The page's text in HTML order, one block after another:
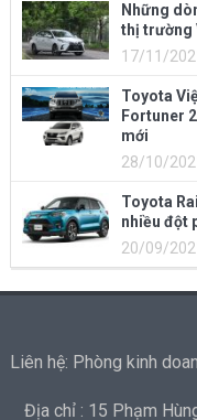
Những
thị trường
17/11/
Toyota
Fortuner
mới
28/10/
Toyota
nhiều đột
20/09/
Liên hệ: Phòng kinh
Địa chỉ : 15 Phạm